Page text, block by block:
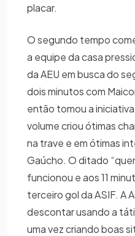
placar.
O segundo tempo
a equipe da casa
da AEU em busca do
dois minutos com
então tomou a
volume criou ótimas
na trave e em ótimas
Gaúcho. O ditado
funcionou e aos 11
terceiro gol da ASIF. A
descontar usando a
uma vez criando boas